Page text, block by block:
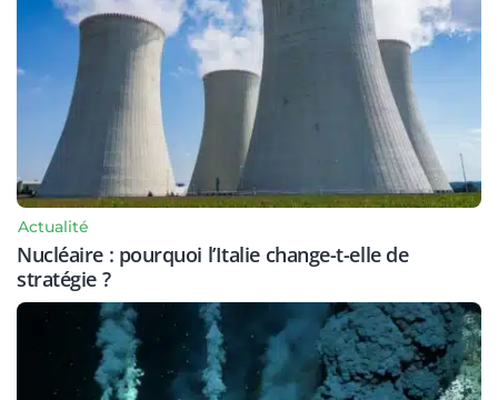
Actualité
Nucléaire : pourquoi l’Italie change-t-elle de
stratégie ?